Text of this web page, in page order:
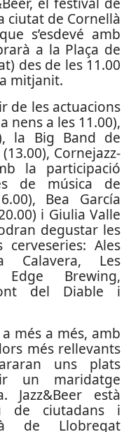
ciutat de Cornellà
s’esdevé amb
a la Plaça de
des de les 11.00
mitjanit.
de les actuacions
nens a les 11.00),
la Big Band de
Cornejazz-
la participació
de música de
Bea García
i Giulia Valle
degustar les
cerveseries: Ales
Calavera, Les
Edge Brewing,
del Diable i
a més a més, amb
més rellevants
uns plats
un maridatge
Jazz&Beer està
de ciutadans i
de Llobregat